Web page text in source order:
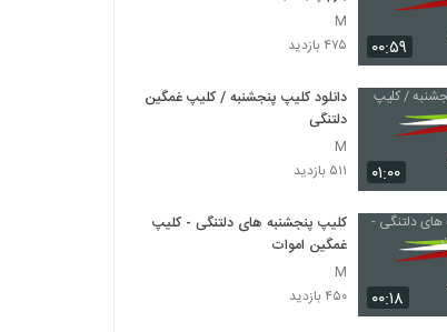
۰۰:۵۹
M
۴۷۵ بازدید
۰۱:۰۰
دانلود کلیپ پنجشنبه / کلیپ غمگین
دلتنگی
M
۵۱۱ بازدید
۰۰:۱۸
کلیپ پنجشنبه های دلتنگی - کلیپ
غمگین اموات
M
۴۵۰ بازدید